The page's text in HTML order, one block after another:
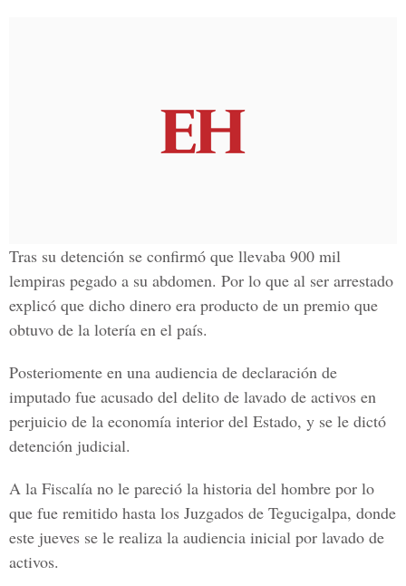
Tras su detención se confirmó que llevaba 900 mil
lempiras pegado a su abdomen. Por lo que al ser arrestado
explicó que dicho dinero era producto de un premio que
obtuvo de la lotería en el país.
Posteriomente en una audiencia de declaración de
imputado fue acusado del delito de lavado de activos en
perjuicio de la economía interior del Estado, y se le dictó
detención judicial.
A la Fiscalía no le pareció la historia del hombre por lo
que fue remitido hasta los Juzgados de Tegucigalpa, donde
este jueves se le realiza la audiencia inicial por lavado de
activos.